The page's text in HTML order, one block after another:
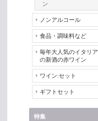
ン
ノンアルコール
食品・調味料など
毎年大人気のイタリア
の新酒の赤ワイン
ワイン:セット
ギフトセット
特集